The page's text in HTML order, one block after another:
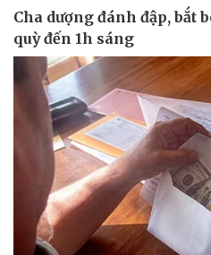
Pháp luật
Vụ án
Tin nóng
Tư vấn luật